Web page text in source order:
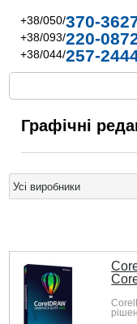
+38/050/370-
+38/093/220-
+38/044/257-
Графічні